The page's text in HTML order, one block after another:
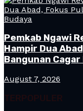
Pemkab Ngawi
Hampir Dua
Bangunan Cagar
August 7, 2026
TERPOPULER